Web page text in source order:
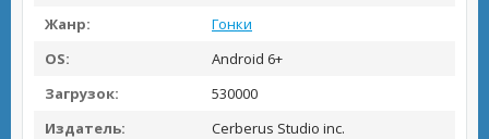
Жанр:
Гонки
OS:
Android 6+
Загрузок:
530000
Издатель:
Cerberus Studio inc.